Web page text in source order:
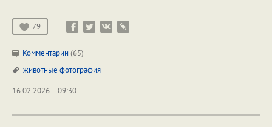
79
Комментарии (65)
животные фотография
16.02.2026
09:30